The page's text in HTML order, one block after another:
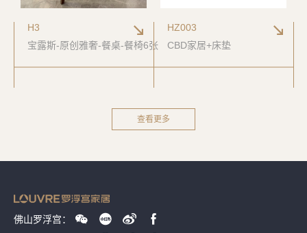
刚、李文培、董慧、寒石、徐善循、陈优清等数十位艺术名家的
匠心佳作，作品在坚守中国书画文化根脉的同时，大胆探索笔墨
H3
宝露斯-原创雅奢-餐桌-餐椅6张
HZ003
CBD家居+床垫
查看更多
佛山罗浮宫：